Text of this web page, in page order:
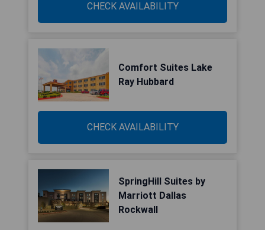
CHECK AVAILABILITY
Comfort Suites Lake
Ray Hubbard
CHECK AVAILABILITY
SpringHill Suites by
Marriott Dallas
Rockwall